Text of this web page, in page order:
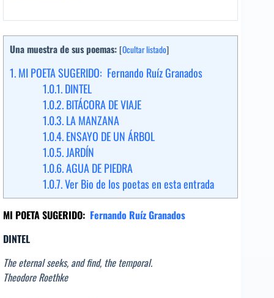
Una muestra de sus poemas: [Ocultar listado]
1.MI POETA SUGERIDO: Fernando Ruíz Granados
1.0.1.DINTEL
1.0.2.BITÁCORA DE VIAJE
1.0.3.LA MANZANA
1.0.4.ENSAYO DE UN ÁRBOL
1.0.5.JARDÍN
1.0.6.AGUA DE PIEDRA
1.0.7.Ver Bio de los poetas en esta entrada
MI POETA SUGERIDO: Fernando Ruíz Granados
DINTEL
The eternal seeks, and find, the temporal.
Theodore Roethke